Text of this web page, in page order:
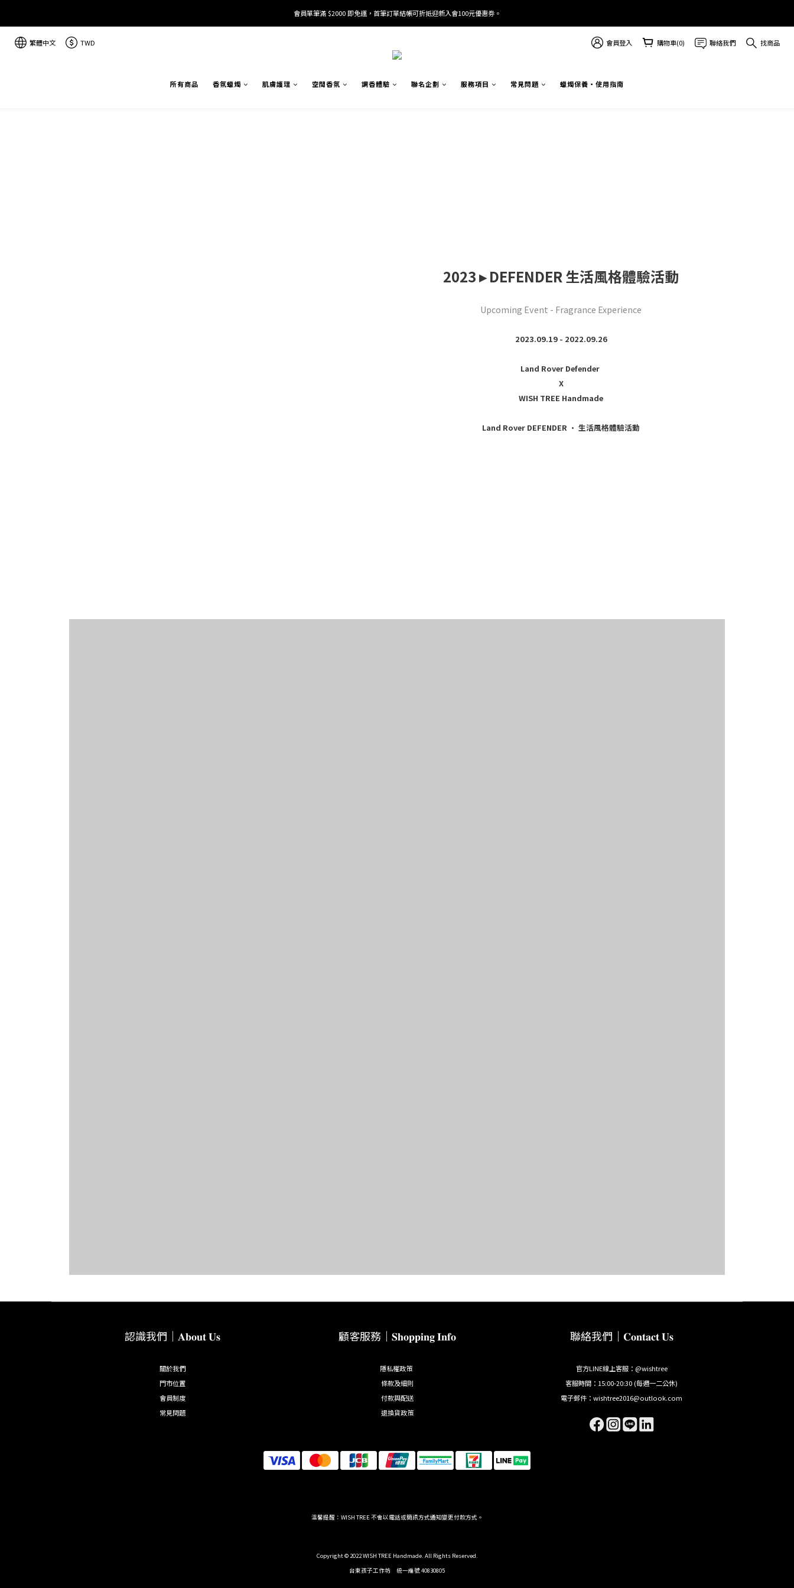
加入/驗證會員並綁定電話號碼，即可獲得百元購物金2張。
會員單筆滿 $2000 即免運，首筆訂單結帳可折抵迎新入會100元優惠劵。
繁體中文 TWD 會員登入 購物車(0) 聯絡我們 找商品
所有商品 香氛蠟燭 肌膚護理 空間香氛 調香體驗 聯名企劃 服務項目 常見問題 蠟燭保養・使用指南
2023 ▸ DEFENDER 生活風格體驗活動
Upcoming Event - Fragrance Experience
2023.09.19 - 2022.09.26
Land Rover Defender
X
WISH TREE Handmade
Land Rover DEFENDER · 生活風格體驗活動
認識我們｜𝐀𝐛𝐨𝐮𝐭 𝐔𝐬
關於我們
門市位置
會員制度
常見問題
顧客服務｜𝐒𝐡𝐨𝐩𝐩𝐢𝐧𝐠 𝐈𝐧𝐟𝐨
隱私權政策
條款及細則
付款與配送
退換貨政策
聯絡我們｜𝐂𝐨𝐧𝐭𝐚𝐜𝐭 𝐔𝐬
官方LINE線上客服：@wishtree
客服時間：15:00-20:30 (每週一二公休)
電子郵件：wishtree2016@outlook.com
溫馨提醒：WISH TREE 不會以電話或簡訊方式通知變更付款方式。
Copyright © 2022 WISH TREE Handmade. All Rights Reserved.
台東孩子工作坊 統一編號 40830805